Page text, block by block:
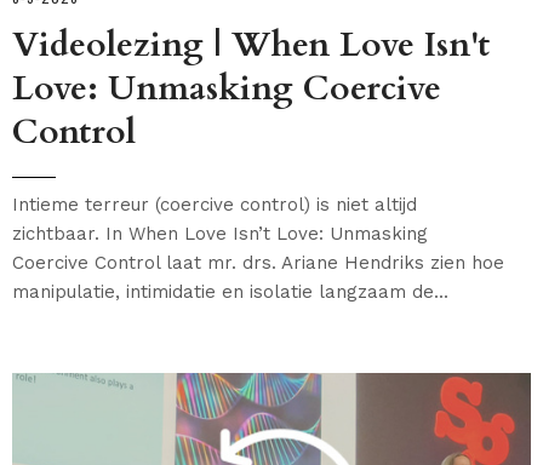
Videolezing | When Love Isn't
Love: Unmasking Coercive
Control
Intieme terreur (coercive control) is niet altijd
zichtbaar. In When Love Isn’t Love: Unmasking
Coercive Control laat mr. drs. Ariane Hendriks zien hoe
manipulatie, intimidatie en isolatie langzaam de...